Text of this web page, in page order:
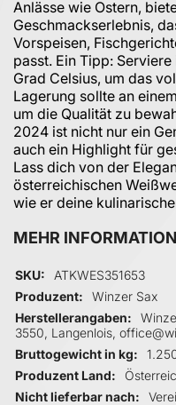
Anlässe wie Ostern,
Geschmackserlebnis,
Vorspeisen,
passt. Ein Tipp:
Grad Celsius, um das
Lagerung sollte an
um die Qualität zu
2024 ist nicht nur ein
auch ein Highlight für
Lass dich von der
österreichischen
wie er deine
MEHR
Mehr Informationen
SKU
ATKWES351653
Produzent
Winzer Sax
Herstellerangaben
3550, Langenlois,
Bruttogewicht in kg
Produzent Land
Nicht lieferbar nach